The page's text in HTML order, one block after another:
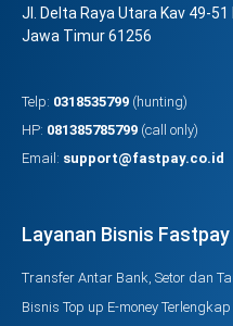
Jl. Delta Raya Utara Kav 49-
Jawa Timur 61256
Telp: 0318535799 (hunting)
HP: 081385785799 (call only)
Email: support@fastpay.co.id
Layanan Bisnis Fastpay
Transfer Antar Bank, Setor dan
Bisnis Top up E-money Terlengkap